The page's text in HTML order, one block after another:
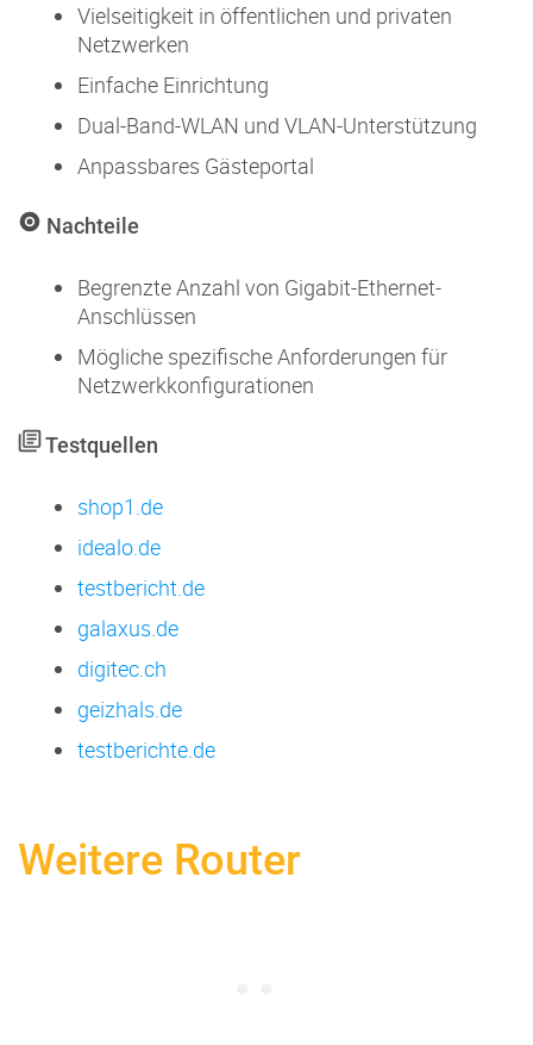
Vielseitigkeit in öffentlichen und privaten
Netzwerken
Einfache Einrichtung
Dual-Band-WLAN und VLAN-Unterstützung
Anpassbares Gästeportal
Nachteile
Begrenzte Anzahl von Gigabit-Ethernet-
Anschlüssen
Mögliche spezifische Anforderungen für
Netzwerkkonfigurationen
Testquellen
shop1.de
idealo.de
testbericht.de
galaxus.de
digitec.ch
geizhals.de
testberichte.de
Weitere Router